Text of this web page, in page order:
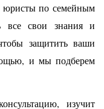
юристы по семейным
все свои знания и
защитить ваши
и мы подберем
изучит